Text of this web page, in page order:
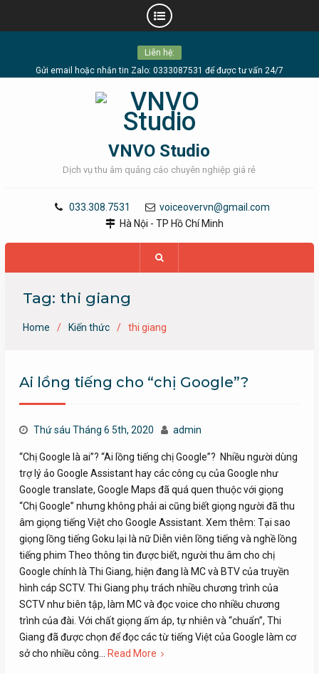
Liên hệ:
Gửi email hoặc nhắn tin Zalo: 0333087531 để được tư vấn 24/7
VNVO Studio
Dịch vụ thu âm quảng cáo chuyên nghiệp giá rẻ
033.308.7531
voiceovervn@gmail.com
Hà Nội - TP Hồ Chí Minh
Tag: thi giang
Home Kiến thức thi giang
Ai lồng tiếng cho “chị Google”?
Thứ sáu Tháng 6 5th, 2020 admin
“Chị Google là ai”? “Ai lồng tiếng chị Google”? Nhiều người dùng
trợ lý ảo Google Assistant hay các công cụ của Google như
Google translate, Google Maps đã quá quen thuộc với giọng
“Chị Google” nhưng không phải ai cũng biết giọng người đã thu
âm giọng tiếng Việt cho Google Assistant. Xem thêm: Tại sao
giọng lồng tiếng Goku lại là nữ Diễn viên lồng tiếng và nghề lồng
tiếng phim Theo thông tin được biết, người thu âm cho chị
Google chính là Thi Giang, hiện đang là MC và BTV của truyền
hình cáp SCTV. Thi Giang phụ trách nhiều chương trình của
SCTV như biên tập, làm MC và đọc voice cho nhiều chương
trình của đài. Với chất giọng ấm áp, tự nhiên và “chuẩn”, Thi
Giang đã được chọn để đọc các từ tiếng Việt của Google làm cơ
sở cho nhiều công…
Read More